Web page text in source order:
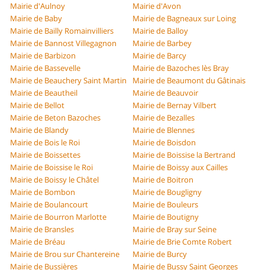
Mairie d'Aulnoy
Mairie d'Avon
Mairie de Baby
Mairie de Bagneaux sur Loing
Mairie de Bailly Romainvilliers
Mairie de Balloy
Mairie de Bannost Villegagnon
Mairie de Barbey
Mairie de Barbizon
Mairie de Barcy
Mairie de Bassevelle
Mairie de Bazoches lès Bray
Mairie de Beauchery Saint Martin
Mairie de Beaumont du Gâtinais
Mairie de Beautheil
Mairie de Beauvoir
Mairie de Bellot
Mairie de Bernay Vilbert
Mairie de Beton Bazoches
Mairie de Bezalles
Mairie de Blandy
Mairie de Blennes
Mairie de Bois le Roi
Mairie de Boisdon
Mairie de Boissettes
Mairie de Boissise la Bertrand
Mairie de Boissise le Roi
Mairie de Boissy aux Cailles
Mairie de Boissy le Châtel
Mairie de Boitron
Mairie de Bombon
Mairie de Bougligny
Mairie de Boulancourt
Mairie de Bouleurs
Mairie de Bourron Marlotte
Mairie de Boutigny
Mairie de Bransles
Mairie de Bray sur Seine
Mairie de Bréau
Mairie de Brie Comte Robert
Mairie de Brou sur Chantereine
Mairie de Burcy
Mairie de Bussières
Mairie de Bussy Saint Georges